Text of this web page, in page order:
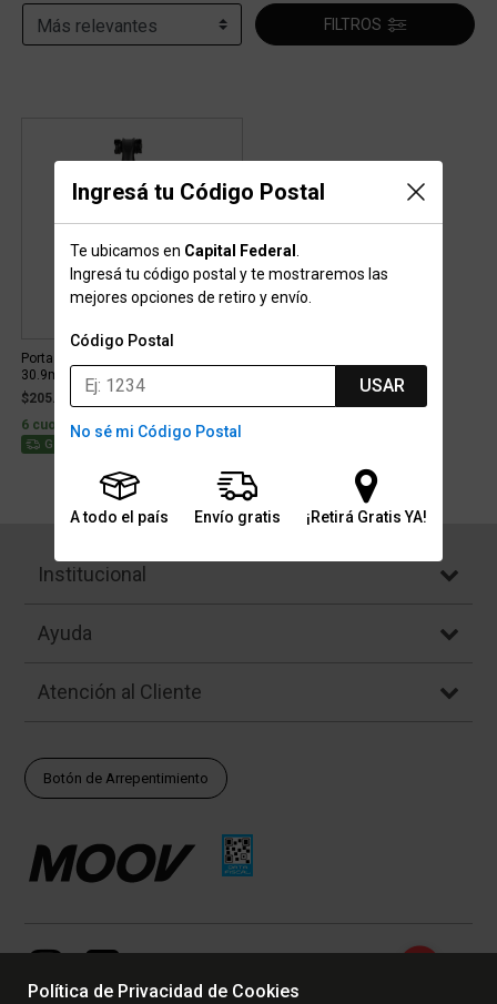
Ingresá tu Código Postal
Te ubicamos en Capital Federal
Ingresá tu código postal y te mostraremos las
mejores opciones de retiro y envío.
Código Postal
USAR
No sé mi Código Postal
A todo el país Envío gratis ¡Retirá Gratis YA!
FILTROS
Porta Silla Bicicleta Pro Koryak
30.9mm 20mm
$205.999
6 cuotas sin interés de $34.333
Gratis Stock para envío
Institucional
Ayuda
Atención al Cliente
Botón de Arrepentimiento
Política de Privacidad de Cookies